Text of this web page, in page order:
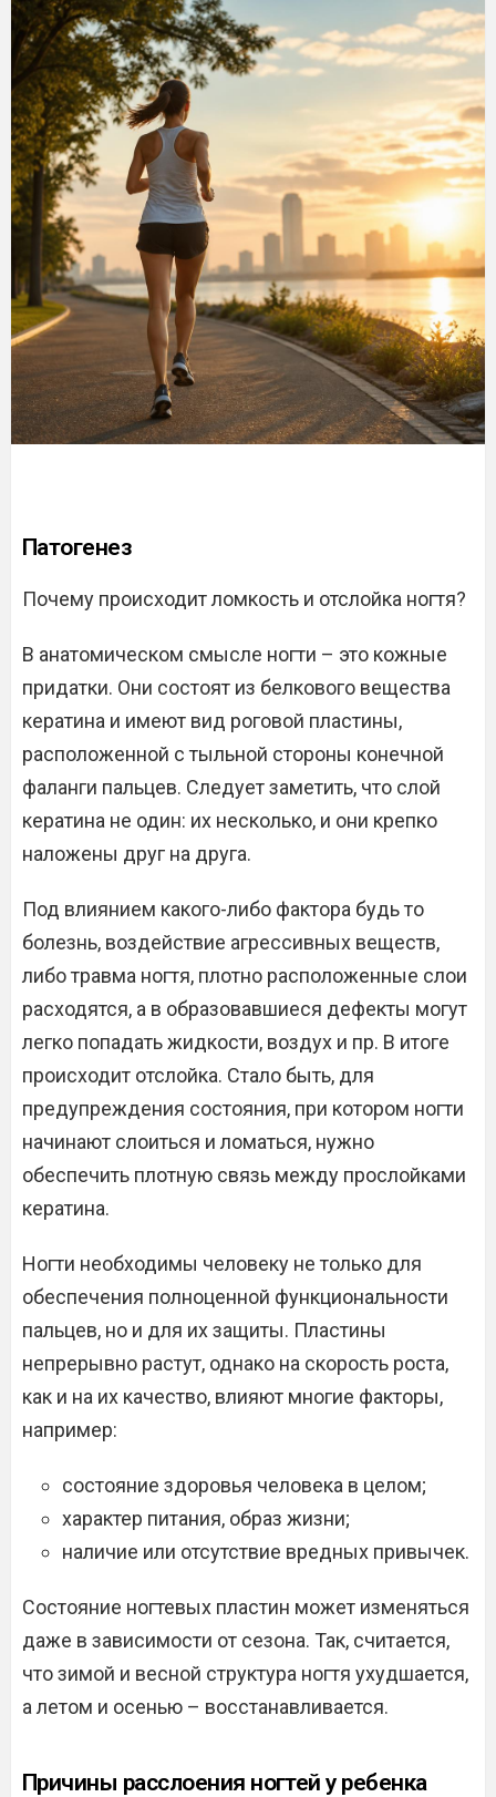
Патогенез
Почему происходит ломкость и отслойка ногтя?
В анатомическом смысле ногти – это кожные
придатки. Они состоят из белкового вещества
кератина и имеют вид роговой пластины,
расположенной с тыльной стороны конечной
фаланги пальцев. Следует заметить, что слой
кератина не один: их несколько, и они крепко
наложены друг на друга.
Под влиянием какого-либо фактора будь то
болезнь, воздействие агрессивных веществ,
либо травма ногтя, плотно расположенные слои
расходятся, а в образовавшиеся дефекты могут
легко попадать жидкости, воздух и пр. В итоге
происходит отслойка. Стало быть, для
предупреждения состояния, при котором ногти
начинают слоиться и ломаться, нужно
обеспечить плотную связь между прослойками
кератина.
Ногти необходимы человеку не только для
обеспечения полноценной функциональности
пальцев, но и для их защиты. Пластины
непрерывно растут, однако на скорость роста,
как и на их качество, влияют многие факторы,
например:
состояние здоровья человека в целом;
характер питания, образ жизни;
наличие или отсутствие вредных привычек.
Состояние ногтевых пластин может изменяться
даже в зависимости от сезона. Так, считается,
что зимой и весной структура ногтя ухудшается,
а летом и осенью – восстанавливается.
Причины расслоения ногтей у ребенка